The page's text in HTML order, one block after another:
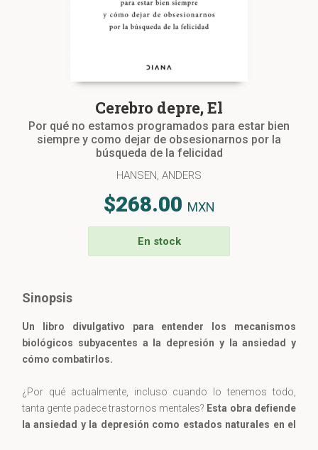
Cerebro depre, El
Por qué no estamos programados para estar bien
siempre y como dejar de obsesionarnos por la
búsqueda de la felicidad
HANSEN, ANDERS
$268.00 MXN
En stock
Sinopsis
Un libro divulgativo para entender los mecanismos
biológicos subyacentes a la depresión y la ansiedad y
cómo combatirlos.
¿Por qué actualmente, incluso cuando lo tenemos todo,
tanta gente padece trastornos mentales? Esta obra defiende
la ansiedad y la depresión como estados naturales en el